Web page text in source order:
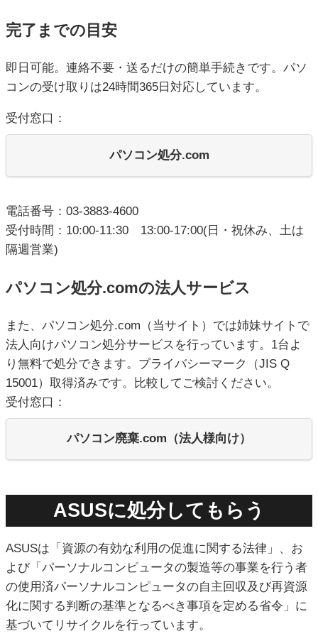
完了までの目安
即日可能。連絡不要・送るだけの簡単手続きです。パソ
コンの受け取りは24時間365日対応しています。
受付窓口：
パソコン処分.com
電話番号：03-3883-4600
受付時間：10:00-11:30 13:00-17:00(日・祝休み、土は
隔週営業)
パソコン処分.comの法人サービス
また、パソコン処分.com（当サイト）では姉妹サイトで
法人向けパソコン処分サービスを行っています。1台よ
り無料で処分できます。プライバシーマーク（JIS Q
15001）取得済みです。比較してご検討ください。
受付窓口：
パソコン廃棄.com（法人様向け）
ASUSに処分してもらう
ASUSは「資源の有効な利用の促進に関する法律」、お
よび「パーソナルコンピュータの製造等の事業を行う者
の使用済パーソナルコンピュータの自主回収及び再資源
化に関する判断の基準となるべき事項を定める省令」に
基づいてリサイクルを行っています。